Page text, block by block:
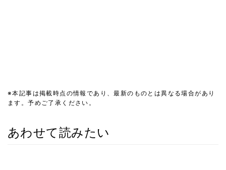
※本記事は掲載時点の情報であり、最新のものとは異なる場合があり
ます。予めご了承ください。
あわせて読みたい